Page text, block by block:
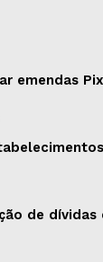
emendas
de